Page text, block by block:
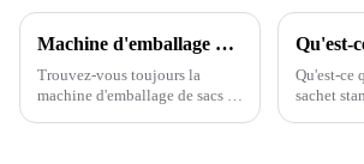
Machine d'emballage de sacs en bâtonnets pour chats à plusieurs voies
Trouvez-vous toujours la
machine d'emballage de sacs en
Qu'est-ce
sachet